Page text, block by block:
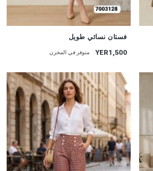
فستان نسائي طويل
YER1,500 متوفر في المخزن